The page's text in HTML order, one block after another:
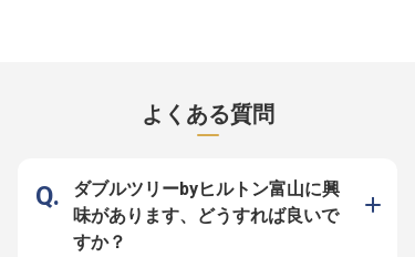
様々なジャンルの料理に挑戦できる
ため、あなたの料理人としての幅を
届けませんか。 あなたの創造性と
技術で、お客様の記憶に残る食体験
を創造してください。 ーー【キャ
リアアップを応援する充実の環境】
月給295,000円～320,000円に加
え、5.0カ月分の賞与を年2回支給
ことはもちろん、お客様一人ひとり
の声に耳を傾け、きめ細やかなサー
ビスを追求します。地域に根差した
思い出を創り出す喜びを分かち合い
ましょう。お客様の「ありがとう」
が、何よりのやりがいとなるお仕事
です。 ーー【成長を支える環境
一つ一つ
よくある質問
ダブルツリーbyヒルトン富山に興
味があります、どうすれば良いで
すか？